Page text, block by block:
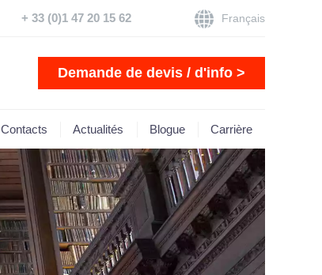
Français
+ 33 (0)1 47 20 15 62
Demande de devis / d'info >
Contacts Actualités Blogue Carrière